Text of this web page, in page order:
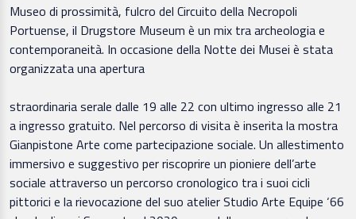
Museo di prossimità, fulcro del Circuito della Necropoli
Portuense, il Drugstore Museum è un mix tra archeologia e
contemporaneità. In occasione della Notte dei Musei è stata
organizzata una apertura
straordinaria serale dalle 19 alle 22 con ultimo ingresso alle 21
a ingresso gratuito. Nel percorso di visita è inserita la mostra
Gianpistone Arte come partecipazione sociale. Un allestimento
immersivo e suggestivo per riscoprire un pioniere dell’arte
sociale attraverso un percorso cronologico tra i suoi cicli
pittorici e la rievocazione del suo atelier Studio Arte Equipe ‘66